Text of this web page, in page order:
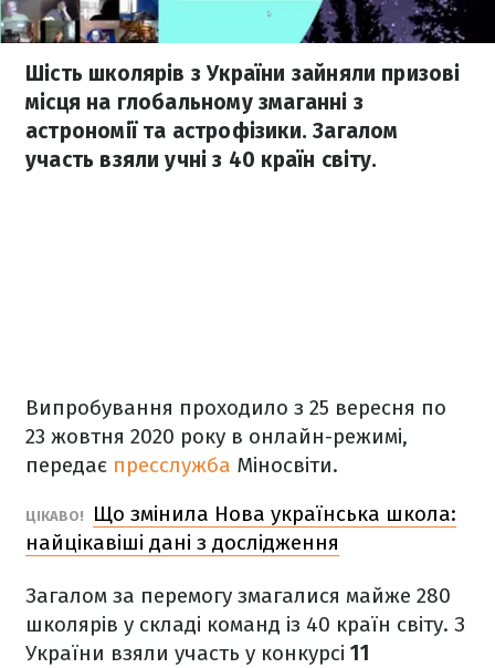
Шість школярів з України зайняли призові
місця на глобальному змаганні з
астрономії та астрофізики. Загалом
участь взяли учні з 40 країн світу.
Випробування проходило з 25 вересня по
23 жовтня 2020 року в онлайн-режимі,
передає пресслужба Міносвіти.
ЦІКАВО!
Що змінила Нова українська школа:
найцікавіші дані з дослідження
Загалом за перемогу змагалися майже 280
школярів у складі команд із 40 країн світу. З
України взяли участь у конкурсі 11